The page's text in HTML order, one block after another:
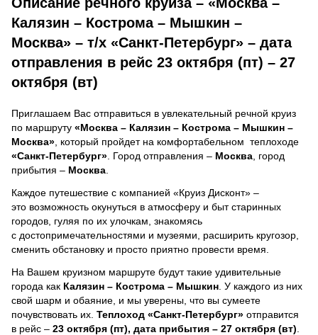
Калязин – Кострома – Мышкин –
Москва» – т/х «Санкт-Петербург» – дата
отправления в рейс 23 октября (пт) – 27
октября (вт)
Приглашаем Вас отправиться в увлекательный речной круиз
по маршруту «Москва – Калязин – Кострома – Мышкин –
Москва» , который пройдет на комфортабельном теплоходе
«Санкт-Петербург» . Город отправления – Москва , город
прибытия – Москва
Каждое путешествие с компанией «Круиз Дисконт» –
это возможность окунуться в атмосферу и быт старинных
городов, гуляя по их улочкам, знакомясь
с достопримечательностями и музеями, расширить кругозор,
сменить обстановку и просто приятно провести время.
На Вашем круизном маршруте будут такие удивительные
города как Калязин – Кострома – Мышкин . У каждого из них
свой шарм и обаяние, и мы уверены, что вы сумеете
почувствовать их. Теплоход «Санкт-Петербург» отправится
в рейс – 23 октября (пт), дата прибытия – 27 октября (вт)